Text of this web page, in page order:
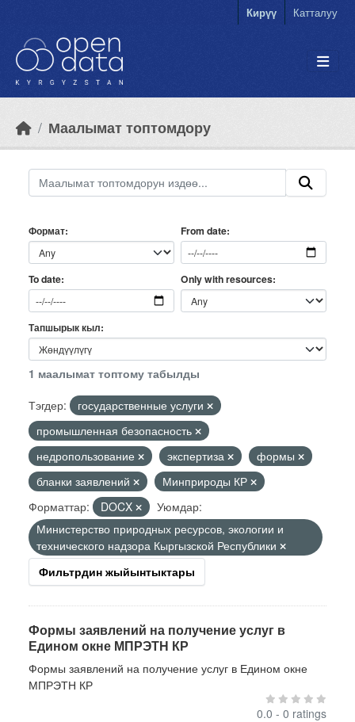
Кирүү Катталуу
Маалымат топтомдору
Формат From date
To date Only with resources
Тапшырык кыл
1 маалымат топтому табылды
Тэгдер:
государственные услуги
промышленная безопасность
недропользование
экспертиза
формы
бланки заявлений
Минприроды КР
Форматтар:
DOCX
Уюмдар:
Министерство природных ресурсов, экологии и
технического надзора Кыргызской Республики
Фильтрдин жыйынтыктары
Формы заявлений на получение услуг в
Едином окне МПРЭТН КР
Формы заявлений на получение услуг в Едином окне
МПРЭТН КР
0.0 - 0 ratings